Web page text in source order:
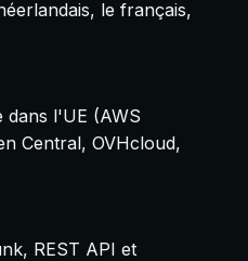
le français,
l'UE (AWS
Central, OVHcloud,
REST API et